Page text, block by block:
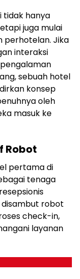
tidak hanya
juga mulai
perhotelan. Jika
interaksi
sebuah hotel
konsep
oleh
masuk ke
Robot
pertama di
tenaga
disambut robot
check-in,
layanan